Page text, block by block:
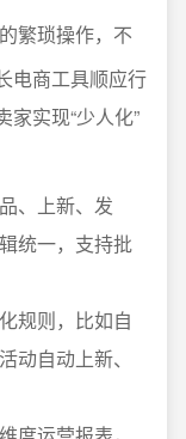
繁琐操作，不
电商工具顺应行
实现“少人化”
、上新、发
统一，支持批
规则，比如自
动自动上新、